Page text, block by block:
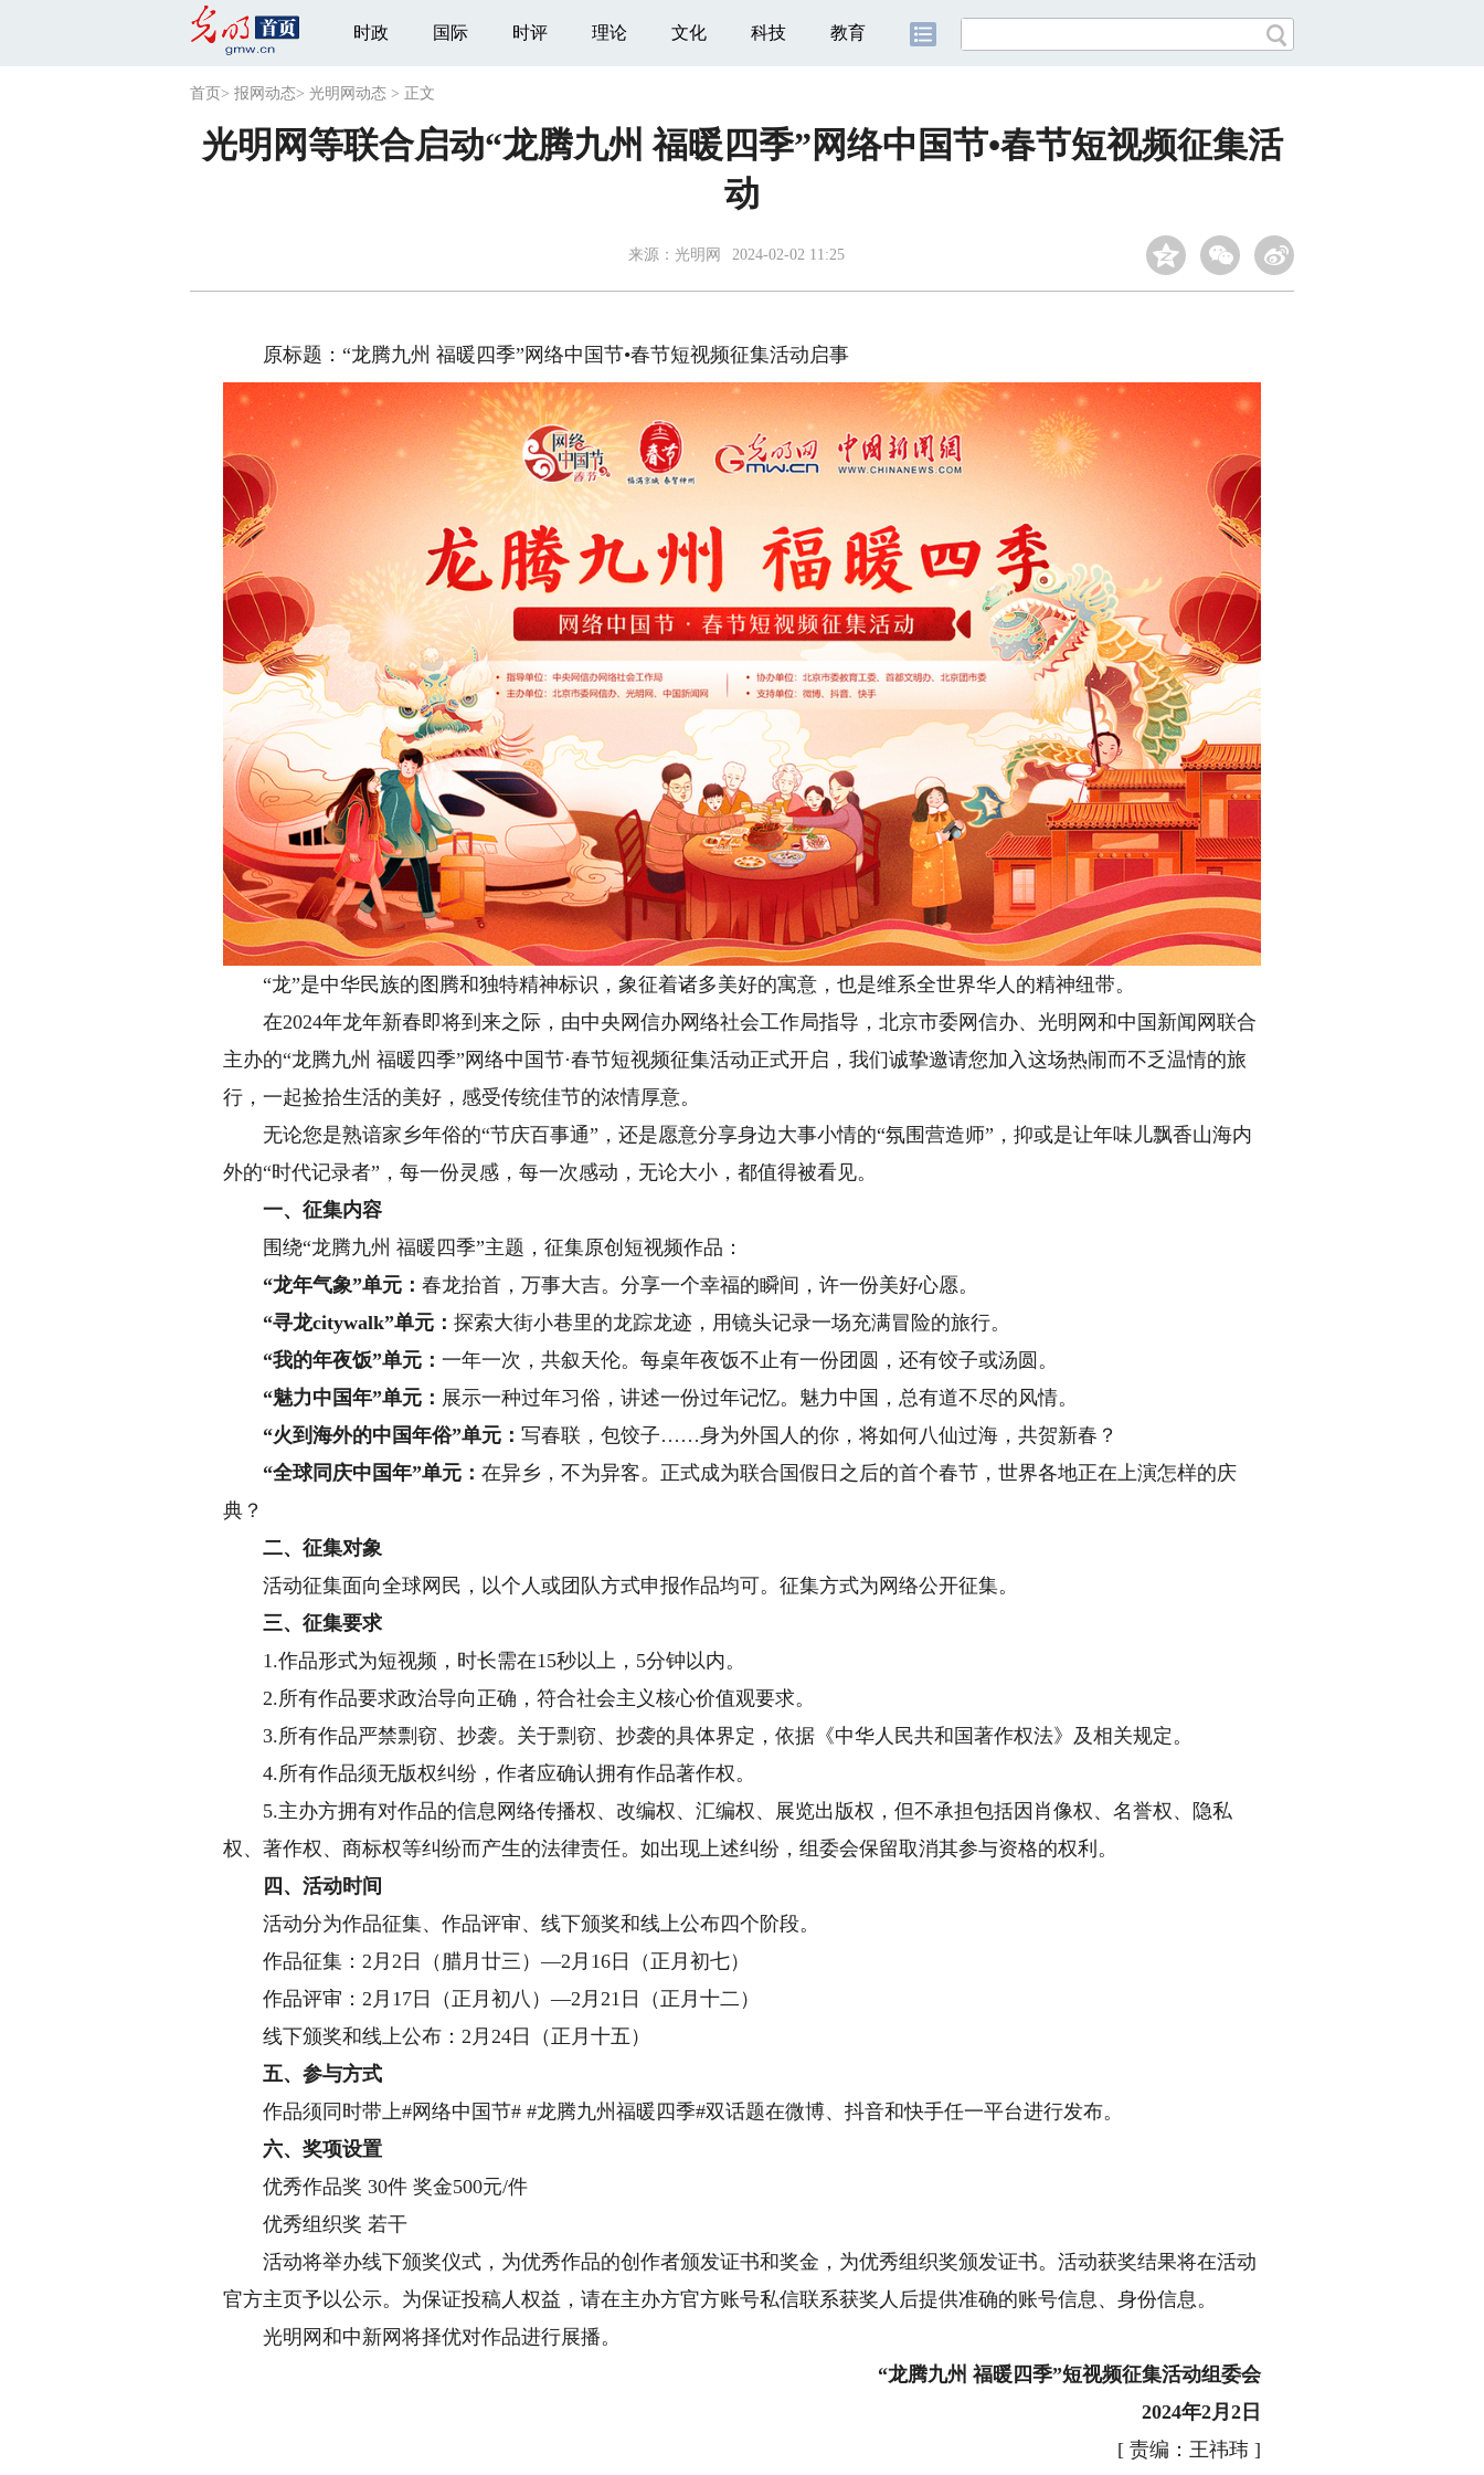
时政 国际 时评 理论 文化 科技 教育
首页 > 报网动态> 光明网动态 > 正文
光明网等联合启动“龙腾九州 福暖四季”网络中国节•春节短视频征集活
动
来源： 光明网 2024-02-02 11:25
原标题：“龙腾九州 福暖四季”网络中国节•春节短视频征集活动启事
“龙”是中华民族的图腾和独特精神标识，象征着诸多美好的寓意，也是维系全世界华人的精神纽带。
在2024年龙年新春即将到来之际，由中央网信办网络社会工作局指导，北京市委网信办、光明网和中国新闻网联合
主办的“龙腾九州 福暖四季”网络中国节·春节短视频征集活动正式开启，我们诚挚邀请您加入这场热闹而不乏温情的旅
行，一起捡拾生活的美好，感受传统佳节的浓情厚意。
无论您是熟谙家乡年俗的“节庆百事通”，还是愿意分享身边大事小情的“氛围营造师”，抑或是让年味儿飘香山海内
外的“时代记录者”，每一份灵感，每一次感动，无论大小，都值得被看见。
一、征集内容
围绕“龙腾九州 福暖四季”主题，征集原创短视频作品：
“龙年气象”单元： 春龙抬首，万事大吉。分享一个幸福的瞬间，许一份美好心愿。
“寻龙citywalk”单元： 探索大街小巷里的龙踪龙迹，用镜头记录一场充满冒险的旅行。
“我的年夜饭”单元： 一年一次，共叙天伦。每桌年夜饭不止有一份团圆，还有饺子或汤圆。
“魅力中国年”单元： 展示一种过年习俗，讲述一份过年记忆。魅力中国，总有道不尽的风情。
“火到海外的中国年俗”单元： 写春联，包饺子……身为外国人的你，将如何八仙过海，共贺新春？
“全球同庆中国年”单元： 在异乡，不为异客。正式成为联合国假日之后的首个春节，世界各地正在上演怎样的庆
典？
二、征集对象
活动征集面向全球网民，以个人或团队方式申报作品均可。征集方式为网络公开征集。
三、征集要求
1.作品形式为短视频，时长需在15秒以上，5分钟以内。
2.所有作品要求政治导向正确，符合社会主义核心价值观要求。
3.所有作品严禁剽窃、抄袭。关于剽窃、抄袭的具体界定，依据《中华人民共和国著作权法》及相关规定。
4.所有作品须无版权纠纷，作者应确认拥有作品著作权。
5.主办方拥有对作品的信息网络传播权、改编权、汇编权、展览出版权，但不承担包括因肖像权、名誉权、隐私
权、著作权、商标权等纠纷而产生的法律责任。如出现上述纠纷，组委会保留取消其参与资格的权利。
四、活动时间
活动分为作品征集、作品评审、线下颁奖和线上公布四个阶段。
作品征集：2月2日（腊月廿三）—2月16日（正月初七）
作品评审：2月17日（正月初八）—2月21日（正月十二）
线下颁奖和线上公布：2月24日（正月十五）
五、参与方式
作品须同时带上#网络中国节# #龙腾九州福暖四季#双话题在微博、抖音和快手任一平台进行发布。
六、奖项设置
优秀作品奖 30件 奖金500元/件
优秀组织奖 若干
活动将举办线下颁奖仪式，为优秀作品的创作者颁发证书和奖金，为优秀组织奖颁发证书。活动获奖结果将在活动
官方主页予以公示。为保证投稿人权益，请在主办方官方账号私信联系获奖人后提供准确的账号信息、身份信息。
光明网和中新网将择优对作品进行展播。
“龙腾九州 福暖四季”短视频征集活动组委会
2024年2月2日
[ 责编：王祎玮 ]